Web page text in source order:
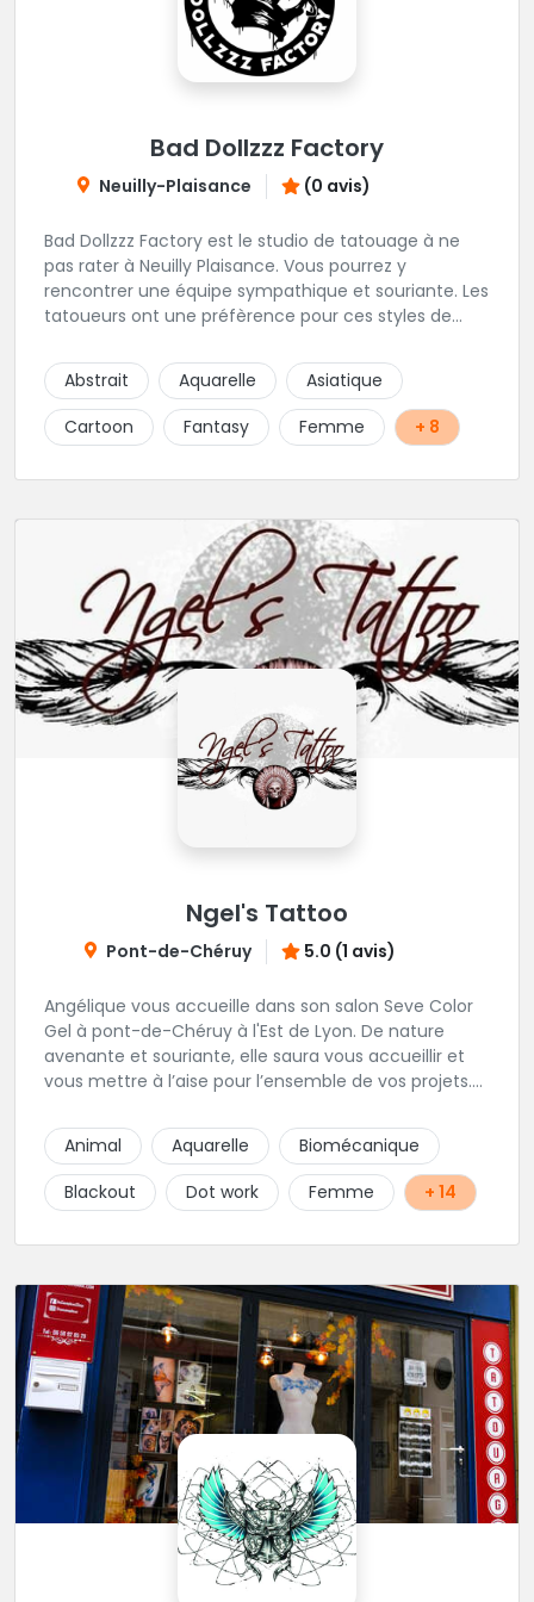
Bad Dollzzz Factory
Neuilly-Plaisance (0 avis)
Bad Dollzzz Factory est le studio de tatouage à ne
pas rater à Neuilly Plaisance. Vous pourrez y
rencontrer une équipe sympathique et souriante. Les
tatoueurs ont une préfèrence pour ces styles de
culture et traits fins. Foncez !
Abstrait Aquarelle
Asiatique
Cartoon
Fantasy Femme + 8
Ngel's Tattoo
Pont-de-Chéruy 5.0 (1 avis)
Angélique vous accueille dans son salon Seve Color
Gel à pont-de-Chéruy à l'Est de Lyon. De nature
avenante et souriante, elle saura vous accueillir et
vous mettre à l’aise pour l’ensemble de vos projets.
tatouages allant des calligraphies, motifs floraux au
réalisme.
Animal Aquarelle
Biomécanique
Blackout
Dot work Femme + 14